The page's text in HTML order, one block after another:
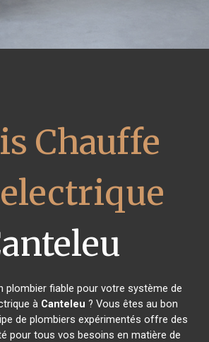
Chauffe
plombier fiable pour votre système de
à Canteleu ? Vous êtes au bon
de plombiers expérimentés offre des
pour tous vos besoins en matière de